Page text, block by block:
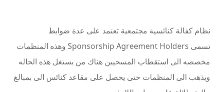
نظام كفالة كنائسية مجتمعية تعتمد على عدة ضوابط
تسمى Sponsorship Agreement Holders وهذه المنظمات
مخصصه الى استقطاب المسحيين هناك من يستغل هذه الحاله
ويذهب الى المنظمات حتى يحصل على مقاعد كنائس الى بمبالغ